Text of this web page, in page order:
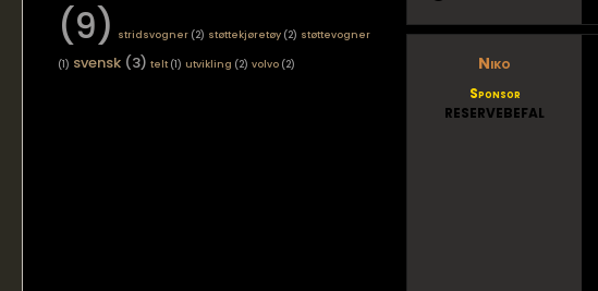
Niko
Sponsor
RESERVEBEFAL
(9)
stridsvogner (2) støttekjøretøy (2) støttevogner
(1) svensk (3) telt (1) utvikling (2) volvo (2)